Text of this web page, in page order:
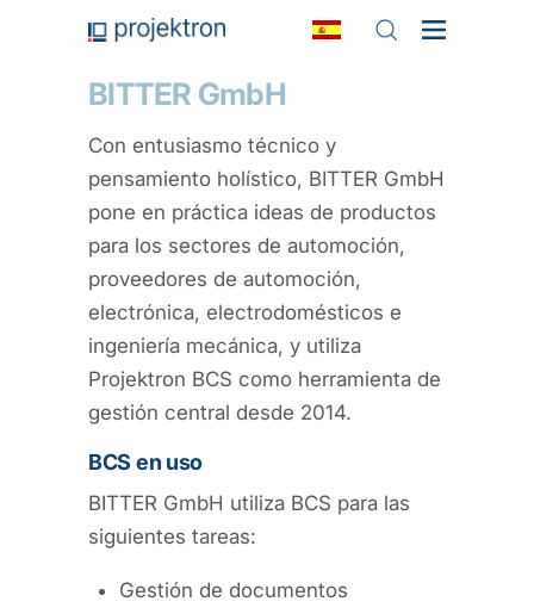
BITTER GmbH
Con entusiasmo técnico y
pensamiento holístico, BITTER GmbH
pone en práctica ideas de productos
para los sectores de automoción,
proveedores de automoción,
electrónica, electrodomésticos e
ingeniería mecánica, y utiliza
Projektron BCS como herramienta de
gestión central desde 2014.
BCS en uso
BITTER GmbH utiliza BCS para las
siguientes tareas:
Gestión de documentos